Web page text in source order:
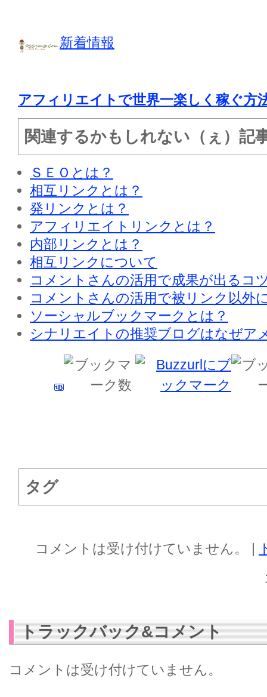
新着情報
アフィリエイトで世界一楽しく稼ぐ方
関連するかもしれない（ぇ）記
ＳＥＯとは？
相互リンクとは？
発リンクとは？
アフィリエイトリンクとは？
内部リンクとは？
相互リンクについて
コメントさんの活用で成果が出るコ
コメントさんの活用で被リンク以外
ソーシャルブックマークとは？
シナリエイトの推奨ブログはなぜア
タグ
コメントは受け付けていません。 |
トラックバック&コメント
コメントは受け付けていません。